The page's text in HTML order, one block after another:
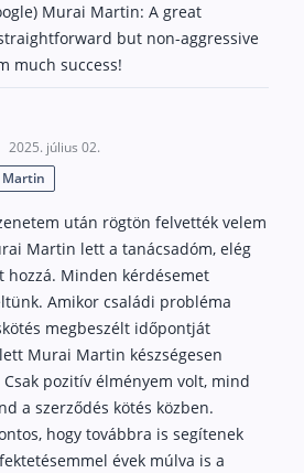
biztosítás (KGFB)
válaszok az 50 leggyakoribb
Murai Martin: A great
but non-aggressive
much success!
2025. július 02.
után rögtön felvették velem
Martin lett a tanácsadóm, elég
hozzá. Minden kérdésemet
Amikor családi probléma
megbeszélt időpontját
Murai Martin készségesen
pozitív élményem volt, mind
a szerződés kötés közben.
hogy továbbra is segítenek
évek múlva is a